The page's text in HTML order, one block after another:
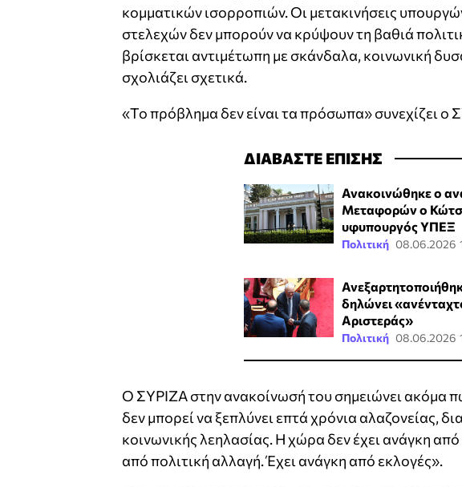
κομματικών ισορροπιών. Οι μετακινήσεις
στελεχών δεν μπορούν να κρύψουν τη βαθιά
βρίσκεται αντιμέτωπη με σκάνδαλα, κοινωνική
σχολιάζει σχετικά.
«Το πρόβλημα δεν είναι τα πρόσωπα» συνεχίζει ο
ΔΙΑΒΑΣΤΕ ΕΠΙΣΗΣ
Ανακοινώθηκε ο
Μεταφορών ο
υφυπουργός ΥΠΕΞ
Πολιτική 08.06.2026
δηλώνει
Αριστεράς»
Πολιτική 08.06.2026
Ο ΣΥΡΙΖΑ στην ανακοίνωσή του σημειώνει ακόμα
δεν μπορεί να ξεπλύνει επτά χρόνια αλαζονείας,
κοινωνικής λεηλασίας. Η χώρα δεν έχει ανάγκη
από πολιτική αλλαγή. Έχει ανάγκη από εκλογές».